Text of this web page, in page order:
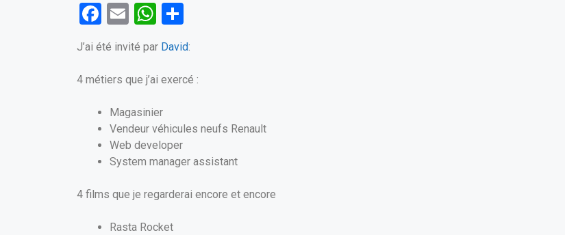
F
a
ce
b
o
o
k
E
m
ail
W
h
at
s
p
p
ar
ta
g
J’ai été invité par David:
4 métiers que j’ai exercé :
Magasinier
Vendeur véhicules neufs Renault
Web developer
System manager assistant
4 films que je regarderai encore et encore
Rasta Rocket